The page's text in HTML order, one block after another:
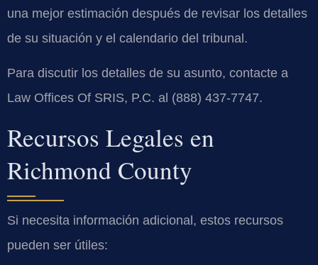
una mejor estimación después de revisar los detalles
de su situación y el calendario del tribunal.
Para discutir los detalles de su asunto, contacte a
Law Offices Of SRIS, P.C. al (888) 437-7747.
Recursos Legales en
Richmond County
Si necesita información adicional, estos recursos
pueden ser útiles: